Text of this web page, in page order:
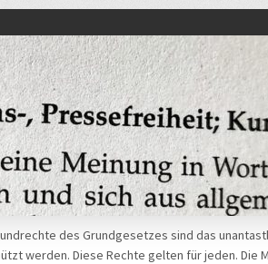
des Grundgesetzes sind das
werden. Diese Rechte gelten für jeden. Die